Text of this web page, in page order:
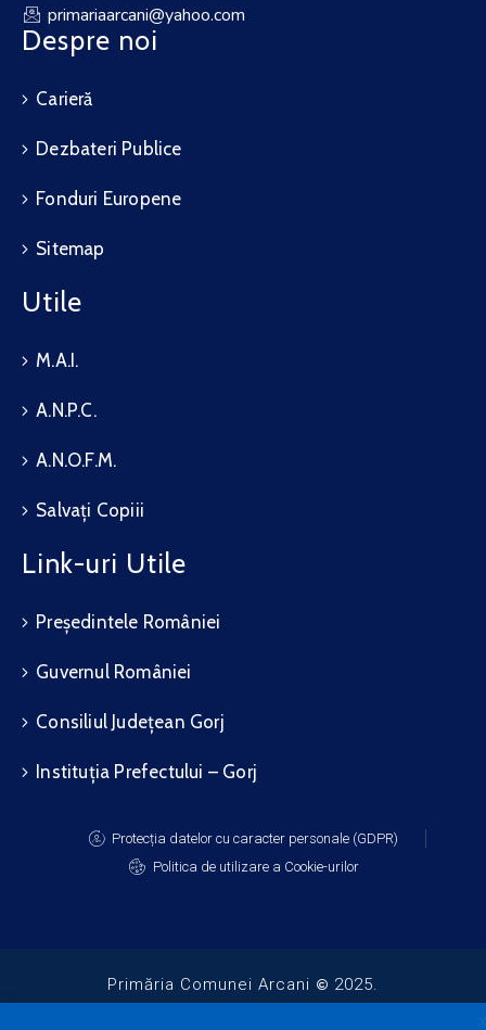
primariaarcani@yahoo.com
Despre noi
Carieră
Dezbateri Publice
Fonduri Europene
Sitemap
Utile
M.A.I.
A.N.P.C.
A.N.O.F.M.
Salvați Copiii
Link-uri Utile
Președintele României
Guvernul României
Consiliul Județean Gorj
Instituția Prefectului – Gorj
Protecția datelor cu caracter personale (GDPR)
Politica de utilizare a Cookie-urilor
Primăria Comunei Arcani
2025.
X